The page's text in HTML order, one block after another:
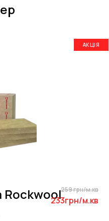
АКЦІЯ
Rockwool259 грн/м.кв
233грн/м.кв